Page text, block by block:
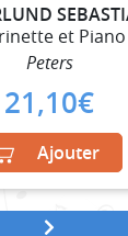
et Piano
Peters
21,10€
Ajouter